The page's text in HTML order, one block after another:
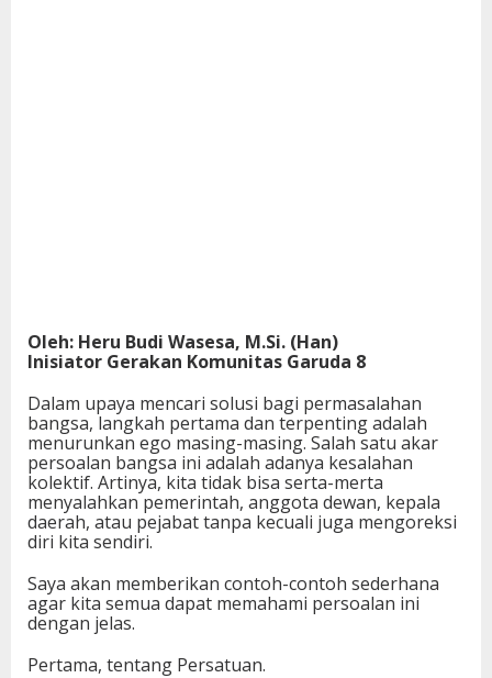
Oleh: Heru Budi Wasesa, M.Si. (Han)
Inisiator Gerakan Komunitas Garuda 8
Dalam upaya mencari solusi bagi permasalahan
bangsa, langkah pertama dan terpenting adalah
menurunkan ego masing-masing. Salah satu akar
persoalan bangsa ini adalah adanya kesalahan
kolektif. Artinya, kita tidak bisa serta-merta
menyalahkan pemerintah, anggota dewan, kepala
daerah, atau pejabat tanpa kecuali juga mengoreksi
diri kita sendiri.
Saya akan memberikan contoh-contoh sederhana
agar kita semua dapat memahami persoalan ini
dengan jelas.
Pertama, tentang Persatuan.